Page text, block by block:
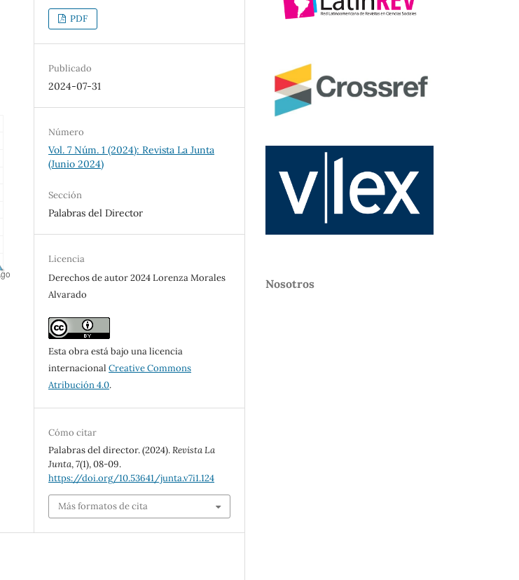
PDF
Publicado
2024-07-31
Número
Vol. 7 Núm. 1 (2024): Revista La Junta
(Junio 2024)
Sección
Palabras del Director
Licencia
Derechos de autor 2024 Lorenza Morales
Alvarado
Esta obra está bajo una licencia
internacionalCreative Commons
Atribución 4.0.
Cómo citar
Palabras del director. (2024).Revista La
Junta,7(1), 08-09.
https://doi.org/10.53641/junta.v7i1.124
Más formatos de cita
Nosotros